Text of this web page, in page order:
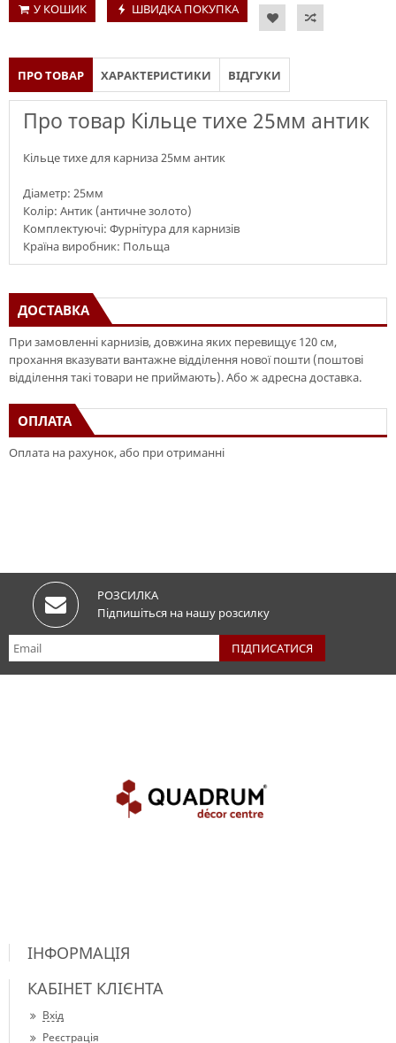
У КОШИК
ШВИДКА ПОКУПКА
ПРО ТОВАР ХАРАКТЕРИСТИКИ ВІДГУКИ
Про товар Кільце тихе 25мм антик
Кільце тихе для карниза 25мм антик
Діаметр: 25мм
Колір: Антик (античне золото)
Комплектуючі: Фурнітура для карнизів
Країна виробник: Польща
ДОСТАВКА
При замовленні карнизів, довжина яких перевищує 120 см,
прохання вказувати вантажне відділення нової пошти (поштові
відділення такі товари не приймають). Або ж адресна доставка.
ОПЛАТА
Оплата на рахунок, або при отриманні
РОЗСИЛКА
Підпишіться на нашу розсилку
ІНФОРМАЦІЯ
КАБІНЕТ КЛІЄНТА
Вхід
Реєстрація